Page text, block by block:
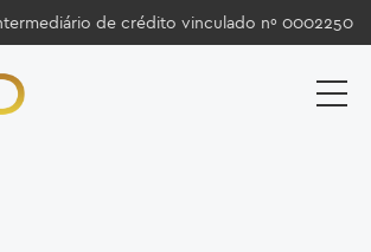
de crédito vinculado nº 0002250